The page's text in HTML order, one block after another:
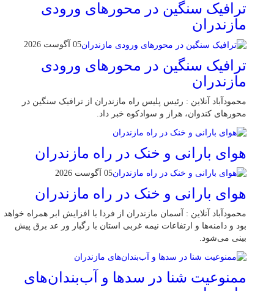
ترافیک سنگین در محور‌های ورودی
مازندران
05 آگوست 2026
ترافیک سنگین در محور‌های ورودی
مازندران
محمودآباد آنلاین : رئیس پلیس راه مازندران از ترافیک سنگین در
محور‌های کندوان، هراز و سوادکوه خبر داد.
هوای بارانی و خنک در راه مازندران
05 آگوست 2026
هوای بارانی و خنک در راه مازندران
محمودآباد آنلاین : آسمان مازندران از فردا با افزایش ابر همراه خواهد
بود و دامنه‌ها و ارتفاعات نیمه غربی استان با رگبار ور عد برق پیش
بینی می‌شود.
ممنوعیت شنا در سدها و آب‌بندان‌‌های